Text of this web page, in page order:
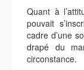
Quant à
pouvait
cadre d’une
drapé du
circonstance.